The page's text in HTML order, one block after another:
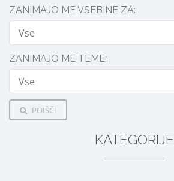
ZANIMAJO ME VSEBINE ZA:
Vse
ZANIMAJO ME TEME:
Vse
POIŠČI
KATEGORIJE